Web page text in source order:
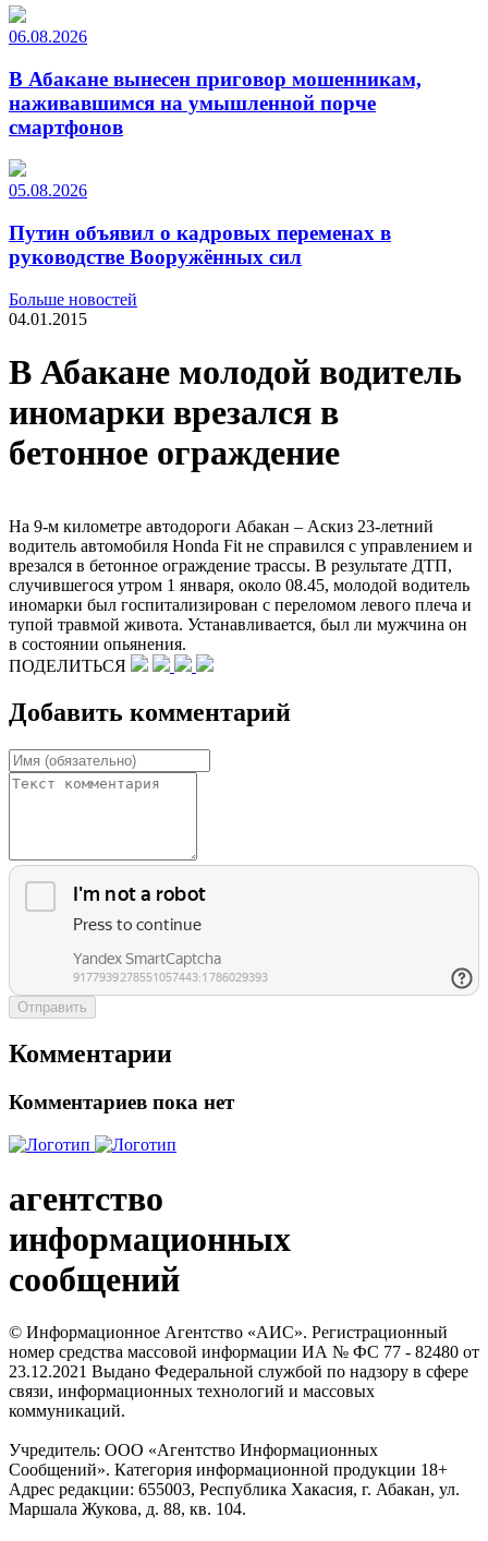
06.08.2026
В Абакане вынесен приговор мошенникам,
наживавшимся на умышленной порче
смартфонов
05.08.2026
Путин объявил о кадровых переменах в
руководстве Вооружённых сил
Больше новостей
04.01.2015
В Абакане молодой водитель
иномарки врезался в
бетонное ограждение
На 9-м километре автодороги Абакан – Аскиз 23-летний
водитель автомобиля Honda Fit не справился с управлением и
врезался в бетонное ограждение трассы. В результате ДТП,
случившегося утром 1 января, около 08.45, молодой водитель
иномарки был госпитализирован с переломом левого плеча и
тупой травмой живота. Устанавливается, был ли мужчина он
в состоянии опьянения.
ПОДЕЛИТЬСЯ
Добавить комментарий
Отправить
Комментарии
Комментариев пока нет
агентство
информационных
сообщений
© Информационное Агентство «АИС». Регистрационный
номер средства массовой информации ИА № ФС 77 - 82480 от
23.12.2021 Выдано Федеральной службой по надзору в сфере
связи, информационных технологий и массовых
коммуникаций.
Учредитель: ООО «Агентство Информационных
Сообщений». Категория информационной продукции 18+
Адрес редакции: 655003, Республика Хакасия, г. Абакан, ул.
Маршала Жукова, д. 88, кв. 104.